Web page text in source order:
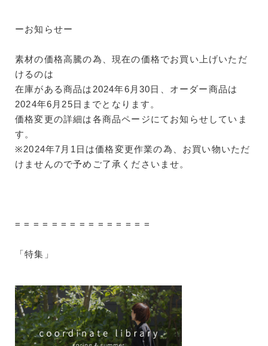
ーお知らせー
素材の価格高騰の為、現在の価格でお買い上げいただ
けるのは
在庫がある商品は2024年6月30日、オーダー商品は
2024年6月25日までとなります。
価格変更の詳細は各商品ページにてお知らせしていま
す。
※2024年7月1日は価格変更作業の為、お買い物いただ
けませんので予めご了承くださいませ。
= = = = = = = = = = = = = = =
「特集」